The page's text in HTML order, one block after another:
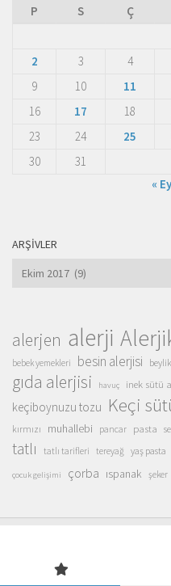
P
S Ç
2
3 4
9
10 11
16
17 18
23
24 25
30
31
«
ARŞIVLER
Arşivler
alerjen alerji
bebek yemekleri besin alerjisi
gıda alerjisi havuç inek sütü
keçiboynuzu tozu Keçi
kırmızı muhallebi pancar pasta
tatlı tatlı tarifleri tereyağ yaş pasta
çocuk gelişimi çorba ıspanak şeker